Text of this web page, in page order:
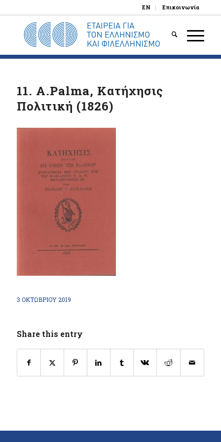
EN Επικοινωνία
11. A.Palma, Κατήχησις
Πολιτική (1826)
3 ΟΚΤΩΒΡΊΟΥ 2019
Share this entry